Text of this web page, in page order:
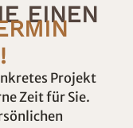
EINEN
Projekt
Zeit für Sie.